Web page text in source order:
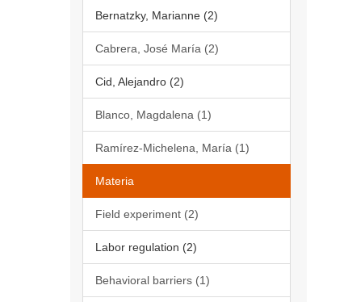
Bernatzky, Marianne (2)
Cabrera, José María (2)
Cid, Alejandro (2)
Blanco, Magdalena (1)
Ramírez-Michelena, María (1)
Materia
Field experiment (2)
Labor regulation (2)
Behavioral barriers (1)